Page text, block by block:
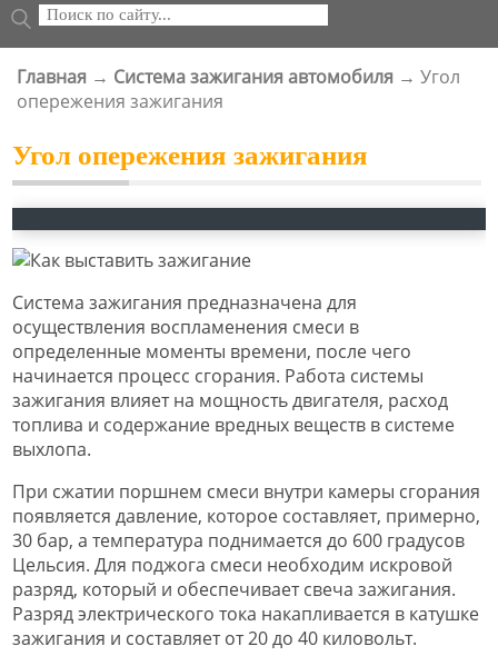
ФОРМА ПОИСКА
Поиск
ВЫ ЗДЕСЬ
Главная → Система зажигания автомобиля → Угол
опережения зажигания
Угол опережения зажигания
Система зажигания предназначена для
осуществления воспламенения смеси в
определенные моменты времени, после чего
начинается процесс сгорания. Работа системы
зажигания влияет на мощность двигателя, расход
топлива и содержание вредных веществ в системе
выхлопа.
При сжатии поршнем смеси внутри камеры сгорания
появляется давление, которое составляет, примерно,
30 бар, а температура поднимается до 600 градусов
Цельсия. Для поджога смеси необходим искровой
разряд, который и обеспечивает свеча зажигания.
Разряд электрического тока накапливается в катушке
зажигания и составляет от 20 до 40 киловольт.